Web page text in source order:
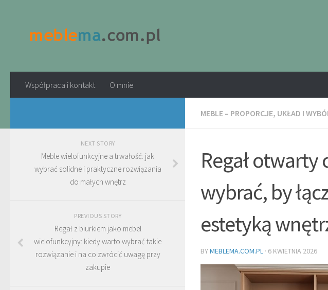
Współpraca i kontakt O mnie
MEBLE – PROPORCJE, UKŁAD I
Regał
wybrać, by
estetyką
BYMEBLEMA.COM.PL · 6 KWIETNIA 2026
NEXT STORY
Meble wielofunkcyjne a trwałość: jak
wybrać solidne i praktyczne rozwiązania
do małych wnętrz
PREVIOUS STORY
Regał z biurkiem jako mebel
wielofunkcyjny: kiedy warto wybrać takie
rozwiązanie i na co zwrócić uwagę przy
zakupie